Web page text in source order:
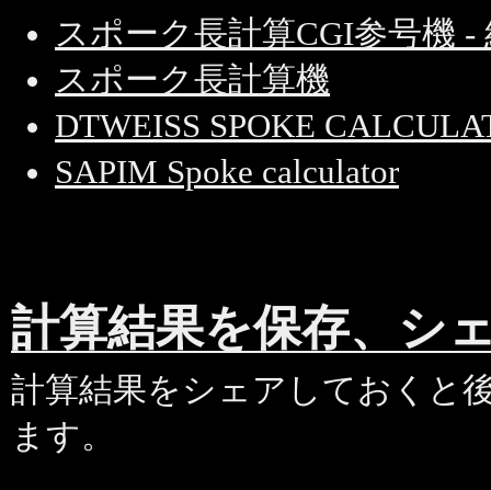
スポーク長計算CGI参号機 -
スポーク長計算機
DTWEISS SPOKE
SAPIM Spoke calculator
計算結果を保存、シ
計算結果をシェアしておくと
ます。